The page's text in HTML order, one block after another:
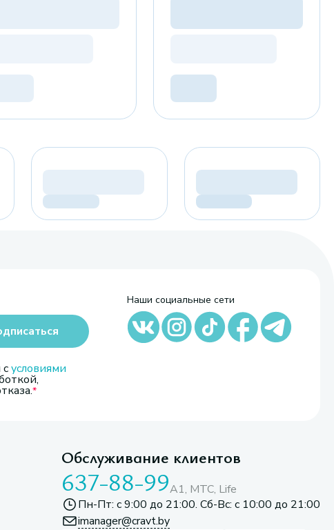
сусловиями
Наши социальные сети
Обслуживание клиентов
637-88-99A1, МТС, Life
Пн-Пт: с 9:00 до 21:00. Сб-Вс: с 10:00 до 21:00
imanager@cravt.by